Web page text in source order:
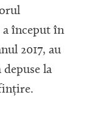
început în
2017, au
la